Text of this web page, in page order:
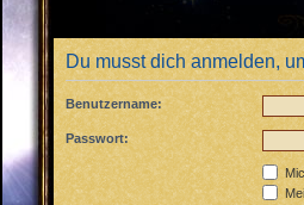
Du musst dich anmelden,
Benutzername:
Passwort: